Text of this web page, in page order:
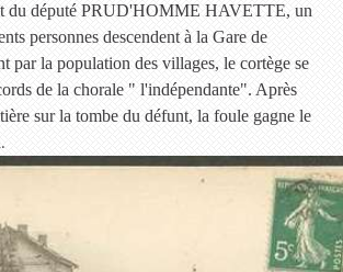
député PRUD'HOMME HAVETTE, un
personnes descendent à la Gare de
la population des villages, le cortège se
de la chorale " l'indépendante". Après
sur la tombe du défunt, la foule gagne le
.